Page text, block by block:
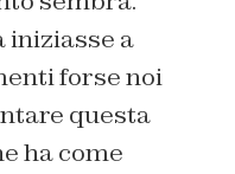
iniziasse a
forse noi
questa
ha come